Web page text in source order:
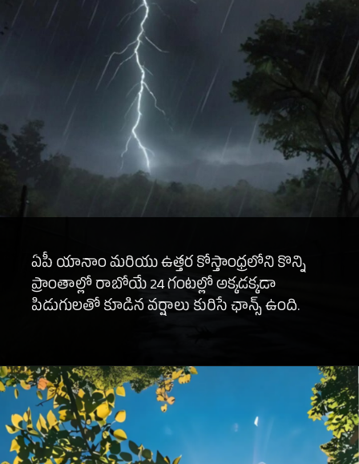
ఏపీ యానాం మరియు ఉత్తర కోస్తాంధ్రలోని కొన్ని
ప్రాంతాల్లో రాబోయే 24 గంటల్లో అక్కడక్కడా
పిడుగులతో కూడిన వర్షాలు కురిసే ఛాన్స్ ఉంది.